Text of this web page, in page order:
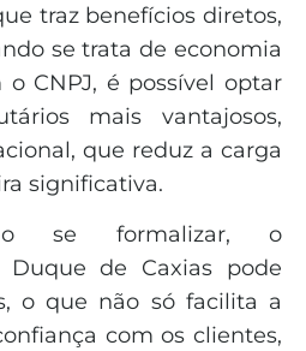
traz benefícios diretos,
se trata de economia
CNPJ, é possível optar
mais vantajosos,
que reduz a carga
significativa.
se formalizar, o
Duque de Caxias pode
o que não só facilita a
com os clientes,